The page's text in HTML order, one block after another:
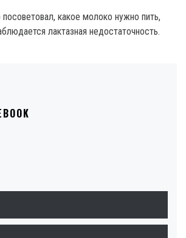
какое молоко нужно пить,
лактазная недостаточность.